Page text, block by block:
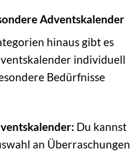
Adventskalender
hinaus gibt es
individuell
Bedürfnisse
Du kannst
an Überraschungen